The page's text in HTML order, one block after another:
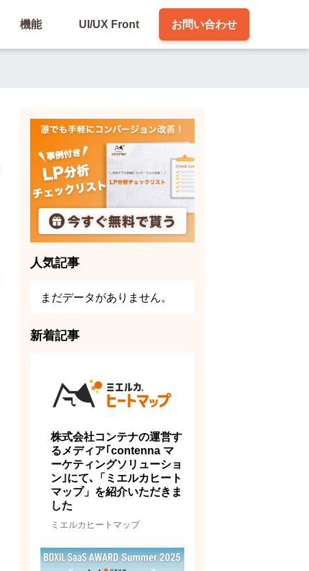
機能 UI/UX Front お問い合わせ
人気記事
まだデータがありません。
新着記事
株式会社コンテナの運営す
るメディア｢contenna マ
ーケティングソリューショ
ン｣にて､「ミエルカヒート
マップ」を紹介いただきま
した
ミエルカヒートマップ